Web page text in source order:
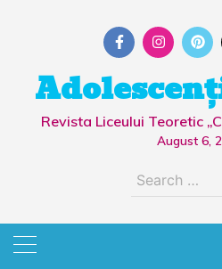
Revista Liceului Teoretic
August 6,
Search